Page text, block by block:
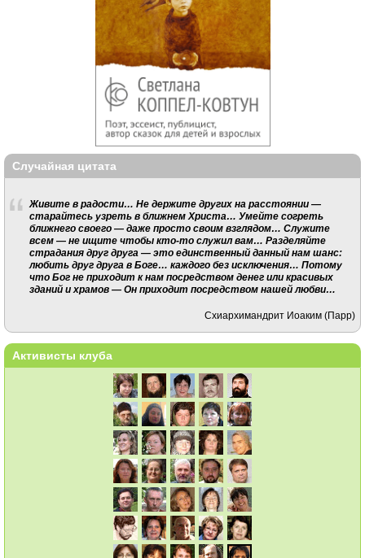
Случайная цитата
Живите в радости… Не держите других на расстоянии —
старайтесь узреть в ближнем Христa… Умейте согреть
ближнего своего — даже просто своим взглядом… Служите
всем — не ищите чтобы кто-то служил вам… Разделяйте
страдания друг друга — это единственный данный нам шанс:
любить друг друга в Боге… каждого без исключения… Потому
что Бог не приходит к нам посредством денег или красивых
зданий и храмов — Он приходит посредством нашей любви…
Схиархимандрит Иоаким (Парр)
Активисты клуба